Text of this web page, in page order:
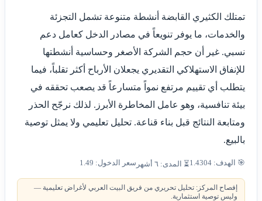
تمتلك الكثيري القابضة أنشطة متنوعة تشمل التجزئة
والخدمات، ما يوفر تنويعاً في مصادر الدخل كعامل دعم
نسبي. غير أن حجم الشركة الأصغر وحساسية أنشطتها
للإنفاق الاستهلاكي التقديري يجعلان الأرباح أكثر تقلباً، فيما
يتطلب أي تقييم مرتفع نمواً متسارعاً قد يصعب تحققه في
بيئة تنافسية، وهو عامل المخاطرة الأبرز. لذلك نرجّح الحذر
ومتابعة النتائج قبل بناء قناعة. تحليل تعليمي ولا يمثل توصية
بالبيع.
🎯 الهدف: 1.4304 ⏳ المدى: ٦ أشهر سعر الدخول: 1.49
إفصاح المركز: تحليل تحريري من فريق البيت العربي لأغراض تعليمية —
وليس توصية استثمارية.